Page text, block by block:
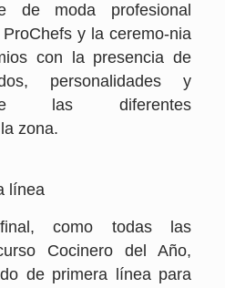
de moda profesional
y la ceremo-nia
con la presencia de
personalidades y
las diferentes
zona.
línea
como todas las
Cocinero del Año,
de primera línea para